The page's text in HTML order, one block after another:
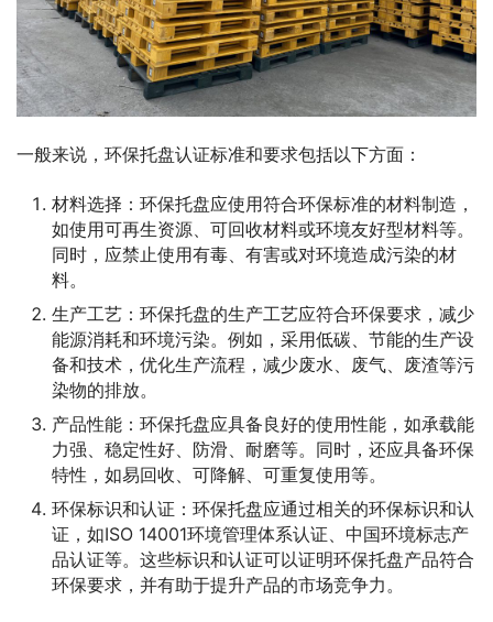
一般来说，环保托盘认证标准和要求包括以下方面：
材料选择：环保托盘应使用符合环保标准的材料制造，
如使用可再生资源、可回收材料或环境友好型材料等。
同时，应禁止使用有毒、有害或对环境造成污染的材
料。
生产工艺：环保托盘的生产工艺应符合环保要求，减少
能源消耗和环境污染。例如，采用低碳、节能的生产设
备和技术，优化生产流程，减少废水、废气、废渣等污
染物的排放。
产品性能：环保托盘应具备良好的使用性能，如承载能
力强、稳定性好、防滑、耐磨等。同时，还应具备环保
特性，如易回收、可降解、可重复使用等。
环保标识和认证：环保托盘应通过相关的环保标识和认
证，如ISO 14001环境管理体系认证、中国环境标志产
品认证等。这些标识和认证可以证明环保托盘产品符合
环保要求，并有助于提升产品的市场竞争力。